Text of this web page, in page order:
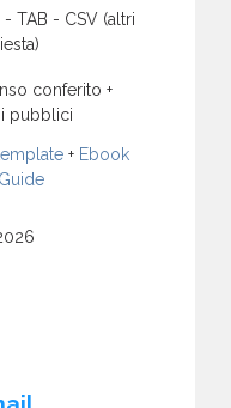
- TAB - CSV (altri
conferito +
pubblici
+ Ebook